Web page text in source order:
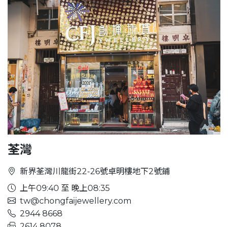
荃灣
新界荃灣川龍街22-26號卓明樓地下2號鋪
上午09:40 至 晚上08:35
tw@chongfaijewellery.com
2944 8668